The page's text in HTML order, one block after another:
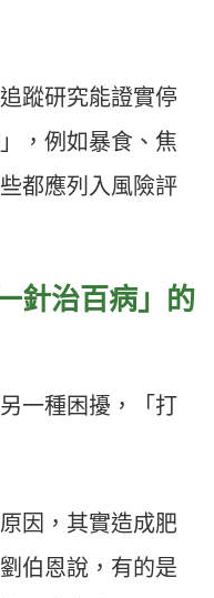
蹤研究能證實停
，例如暴食、焦
都應列入風險評
針治百病」的
一種困擾，「打
因，其實造成肥
伯恩說，有的是